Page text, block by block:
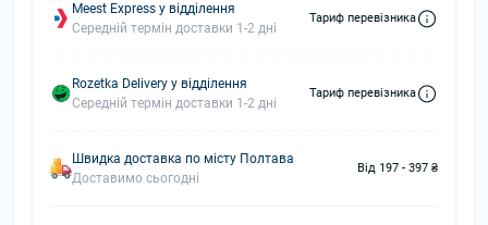
Meest Express у відділення
Середній термін доставки 1-2 дні
Тариф перевізника
Rozetka Delivery у відділення
Середній термін доставки 1-2 дні
Тариф перевізника
Швидка доставка по місту Полтава
Доставимо сьогодні
Від 197 - 397 ₴